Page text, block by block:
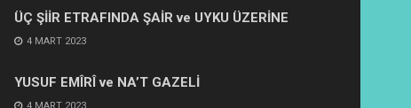
ÜÇ ŞİİR ETRAFINDA ŞAİR ve UYKU ÜZERİNE
4 MART 2023
YUSUF EMÎRÎ ve NA’T GAZELİ